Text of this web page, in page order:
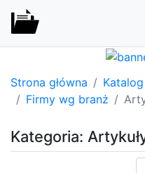
Strona główna Katalog
Firmy wg branż
Kategoria: